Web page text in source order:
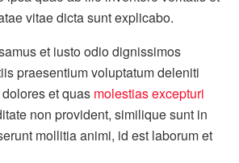
vitae dicta sunt explicabo.
et iusto odio dignissimos
praesentium voluptatum deleniti
et quas molestias excepturi
non provident, similique sunt in
mollitia animi, id est laborum et